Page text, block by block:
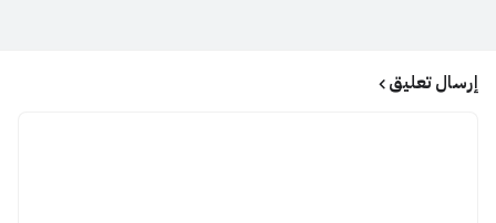
إرسال تعليق